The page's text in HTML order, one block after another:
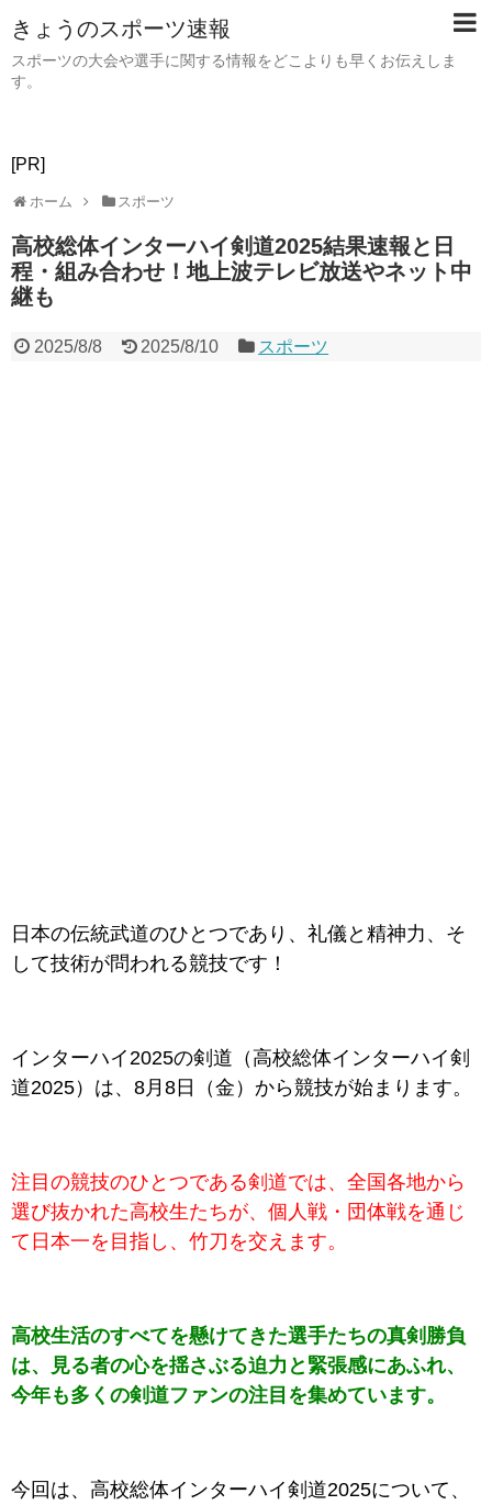
きょうのスポーツ速報
スポーツの大会や選手に関する情報をどこよりも早くお伝えしま
す。
[PR]
ホーム スポーツ
高校総体インターハイ剣道2025結果速報と日
程・組み合わせ！地上波テレビ放送やネット中
継も
2025/8/8 2025/8/10 スポーツ
日本の伝統武道のひとつであり、礼儀と精神力、そ
して技術が問われる競技です！
インターハイ2025の剣道（高校総体インターハイ剣
道2025）は、8月8日（金）から競技が始まります。
注目の競技のひとつである剣道では、全国各地から
選び抜かれた高校生たちが、個人戦・団体戦を通じ
て日本一を目指し、竹刀を交えます。
高校生活のすべてを懸けてきた選手たちの真剣勝負
は、見る者の心を揺さぶる迫力と緊張感にあふれ、
今年も多くの剣道ファンの注目を集めています。
今回は、高校総体インターハイ剣道2025について、